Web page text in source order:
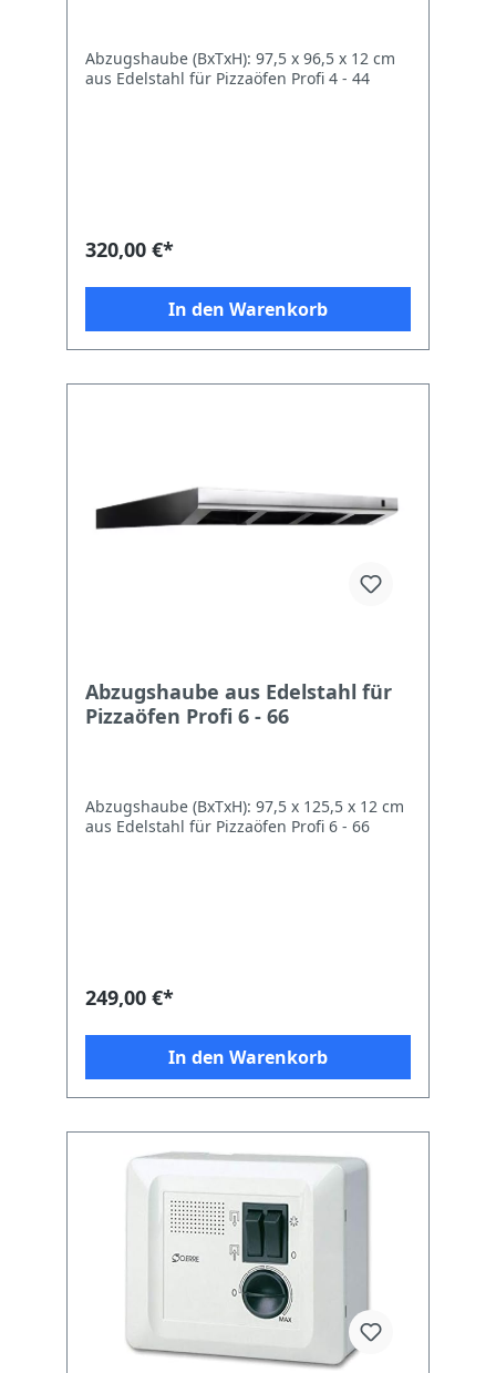
Abzugshaube (BxTxH): 97,5 x 96,5 x 12 cm
aus Edelstahl für Pizzaöfen Profi 4 - 44
320,00 €*
In den Warenkorb
Abzugshaube aus Edelstahl für
Pizzaöfen Profi 6 - 66
Abzugshaube (BxTxH): 97,5 x 125,5 x 12 cm
aus Edelstahl für Pizzaöfen Profi 6 - 66
249,00 €*
In den Warenkorb